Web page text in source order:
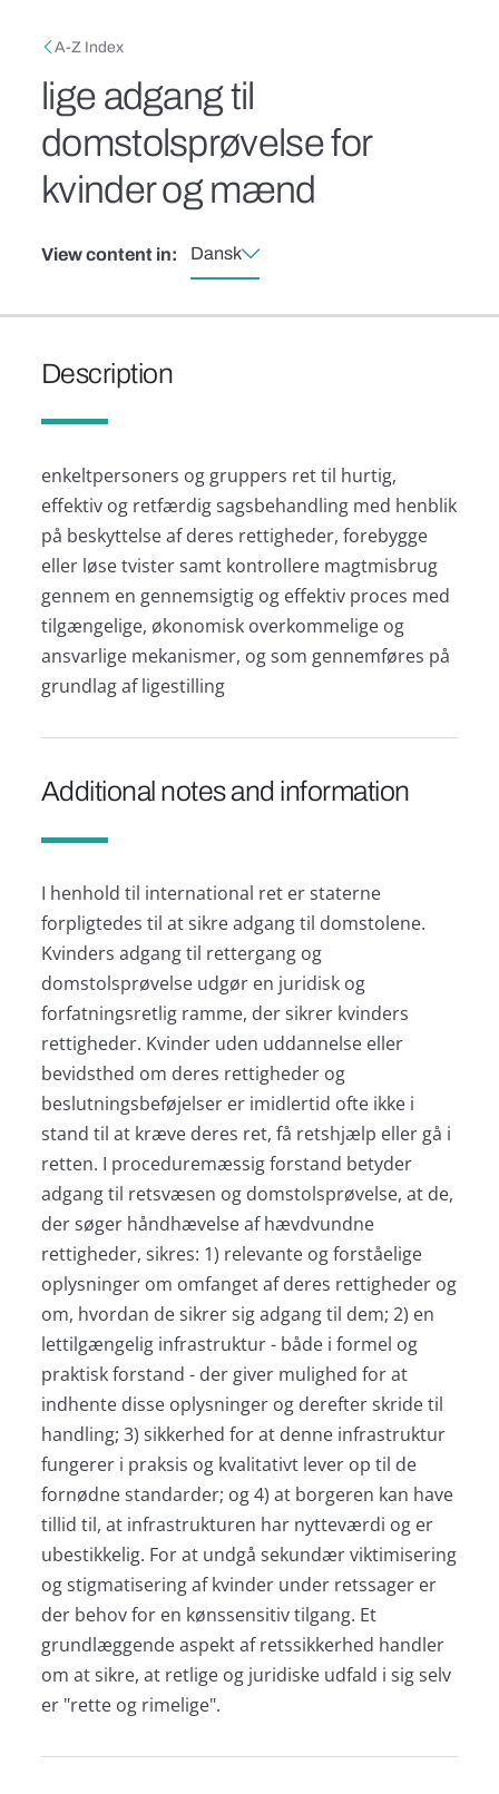
Breadcrumb
A-Z Index
lige adgang til
domstolsprøvelse for
kvinder og mænd
View content in: Dansk
Description
enkeltpersoners og gruppers ret til hurtig,
effektiv og retfærdig sagsbehandling med henblik
på beskyttelse af deres rettigheder, forebygge
eller løse tvister samt kontrollere magtmisbrug
gennem en gennemsigtig og effektiv proces med
tilgængelige, økonomisk overkommelige og
ansvarlige mekanismer, og som gennemføres på
grundlag af ligestilling
Additional notes and information
I henhold til international ret er staterne
forpligtedes til at sikre adgang til domstolene.
Kvinders adgang til rettergang og
domstolsprøvelse udgør en juridisk og
forfatningsretlig ramme, der sikrer kvinders
rettigheder. Kvinder uden uddannelse eller
bevidsthed om deres rettigheder og
beslutningsbeføjelser er imidlertid ofte ikke i
stand til at kræve deres ret, få retshjælp eller gå i
retten. I proceduremæssig forstand betyder
adgang til retsvæsen og domstolsprøvelse, at de,
der søger håndhævelse af hævdvundne
rettigheder, sikres: 1) relevante og forståelige
oplysninger om omfanget af deres rettigheder og
om, hvordan de sikrer sig adgang til dem; 2) en
lettilgængelig infrastruktur - både i formel og
praktisk forstand - der giver mulighed for at
indhente disse oplysninger og derefter skride til
handling; 3) sikkerhed for at denne infrastruktur
fungerer i praksis og kvalitativt lever op til de
fornødne standarder; og 4) at borgeren kan have
tillid til, at infrastrukturen har nytteværdi og er
ubestikkelig. For at undgå sekundær viktimisering
og stigmatisering af kvinder under retssager er
der behov for en kønssensitiv tilgang. Et
grundlæggende aspekt af retssikkerhed handler
om at sikre, at retlige og juridiske udfald i sig selv
er "rette og rimelige".